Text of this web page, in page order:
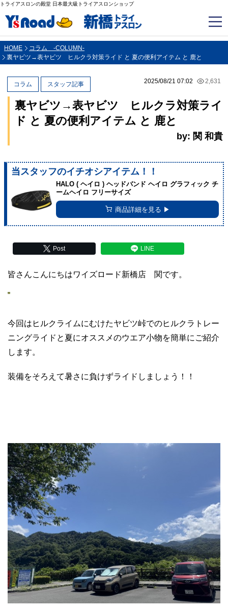
トライアスロンの殿堂 日本最大級トライアスロンショップ
HOME
コラム -COLUMN-
裏ヤビツ→表ヤビツ ヒルクラ対策ライド と 夏の便利アイテム と 鹿と
2025/08/21 07:02 2,631
コラム スタッフ記事
裏ヤビツ→表ヤビツ ヒルクラ対策ライ
ド と 夏の便利アイテム と 鹿と
by: 関 和貴
当スタッフのイチオシアイテム！！
HALO ( ヘイロ ) ヘッドバンド ヘイロ グラフィック チ
ームヘイロ フリーサイズ
商品詳細を見る ▶︎
Post LINE
皆さんこんにちはワイズロード新橋店 関です。
今回はヒルクライムにむけたヤビツ峠でのヒルクラトレー
ニングライドと夏にオススメのウエア小物を簡単にご紹介
します。
装備をそろえて暑さに負けずライドしましょう！！